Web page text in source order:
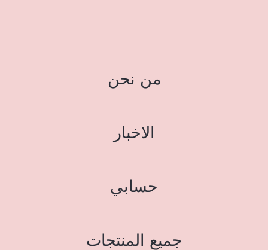
من نحن
الاخبار
حسابي
جميع المنتجات